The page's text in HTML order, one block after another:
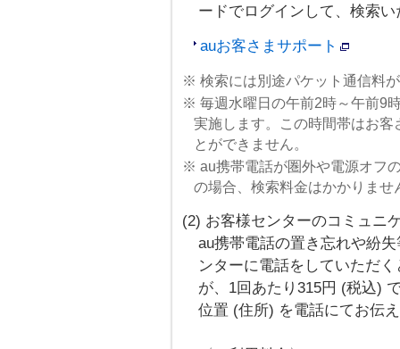
ードでログインして、検索
auお客さまサポート
※ 検索には別途パケット通信料
※ 毎週水曜日の午前2時～午前9
実施します。この時間帯はお
とができません。
※ au携帯電話が圏外や電源オフ
の場合、検索料金はかかりませ
(2) お客様センターのコミュニ
au携帯電話の置き忘れや紛
ンターに電話をしていただ
が、1回あたり315円 (税込)
位置 (住所) を電話にてお伝